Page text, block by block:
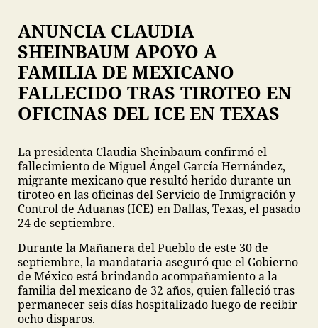
ANUNCIA CLAUDIA
SHEINBAUM APOYO A
FAMILIA DE MEXICANO
FALLECIDO TRAS TIROTEO EN
OFICINAS DEL ICE EN TEXAS
La presidenta Claudia Sheinbaum confirmó el
fallecimiento de Miguel Ángel García Hernández,
migrante mexicano que resultó herido durante un
tiroteo en las oficinas del Servicio de Inmigración y
Control de Aduanas (ICE) en Dallas, Texas, el pasado
24 de septiembre.
Durante la Mañanera del Pueblo de este 30 de
septiembre, la mandataria aseguró que el Gobierno
de México está brindando acompañamiento a la
familia del mexicano de 32 años, quien falleció tras
permanecer seis días hospitalizado luego de recibir
ocho disparos.